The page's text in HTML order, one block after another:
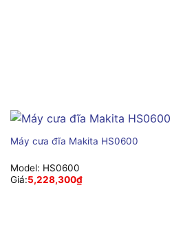
Máy cưa đĩa Makita HS0600
Model: HS0600
Giá:5,228,300₫